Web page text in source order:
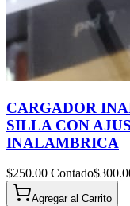
CARGADOR
SILLA CON
INALAMBRICA
$250.00 Contado$
Agregar al Carrito